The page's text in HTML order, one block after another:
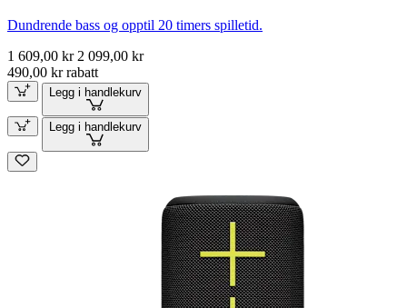
Dundrende bass og opptil 20 timers spilletid.
1 609,00 kr 2 099,00 kr
490,00 kr rabatt
Legg i handlekurv
Legg i handlekurv